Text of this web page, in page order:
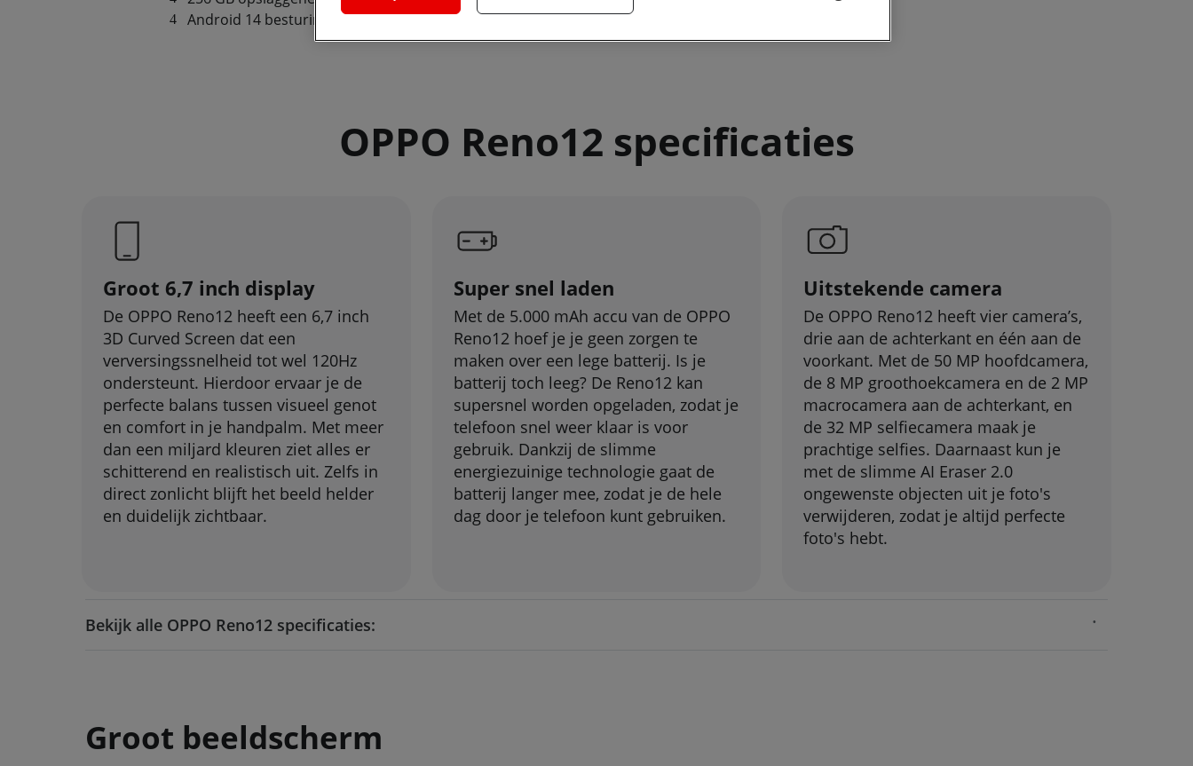
Android 14 besturingssysteem
OPPO Reno12 specificaties
Groot 6,7 inch display
De OPPO Reno12 heeft een 6,7 inch
3D Curved Screen dat een
verversingssnelheid tot wel 120Hz
ondersteunt. Hierdoor ervaar je de
perfecte balans tussen visueel genot
en comfort in je handpalm. Met meer
dan een miljard kleuren ziet alles er
schitterend en realistisch uit. Zelfs in
direct zonlicht blijft het beeld helder
en duidelijk zichtbaar.
Super snel laden
Met de 5.000 mAh accu van de OPPO
Reno12 hoef je je geen zorgen te
maken over een lege batterij. Is je
batterij toch leeg? De Reno12 kan
supersnel worden opgeladen, zodat je
telefoon snel weer klaar is voor
gebruik. Dankzij de slimme
energiezuinige technologie gaat de
batterij langer mee, zodat je de hele
dag door je telefoon kunt gebruiken.
Uitstekende camera
De OPPO Reno12 heeft vier camera’s,
drie aan de achterkant en één aan de
voorkant. Met de 50 MP hoofdcamera,
de 8 MP groothoekcamera en de 2 MP
macrocamera aan de achterkant, en
de 32 MP selfiecamera maak je
prachtige selfies. Daarnaast kun je
met de slimme AI Eraser 2.0
ongewenste objecten uit je foto's
verwijderen, zodat je altijd perfecte
foto's hebt.
Bekijk alle OPPO Reno12 specificaties:
Groot beeldscherm